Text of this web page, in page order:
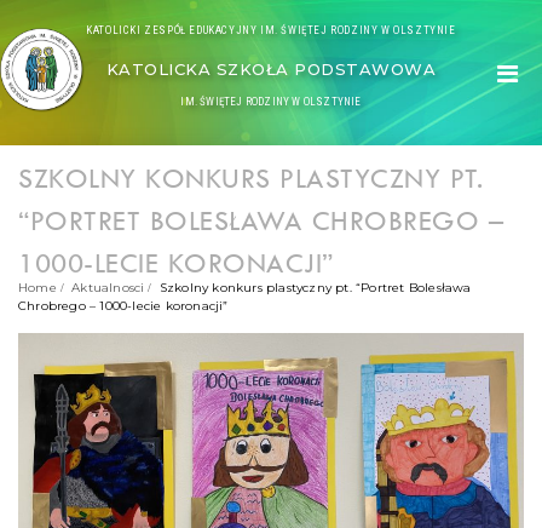
KATOLICKI ZESPÓŁ EDUKACYJNY IM. ŚWIĘTEJ RODZINY W OLSZTYNIE
KATOLICKA SZKOŁA PODSTAWOWA
IM. ŚWIĘTEJ RODZINY W OLSZTYNIE
SZKOLNY KONKURS PLASTYCZNY PT.
“PORTRET BOLESŁAWA CHROBREGO –
1000-LECIE KORONACJI”
Home Aktualnosci
Szkolny konkurs plastyczny pt. “Portret Bolesława
Chrobrego – 1000-lecie koronacji”